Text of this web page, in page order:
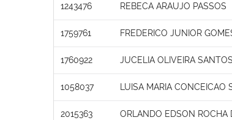
1243476 REBECA ARAUJO PASSOS
1759761 FREDERICO JUNIOR
1760922 JUCELIA OLIVEIRA SANTOS
1058037 LUISA MARIA CONCEICAO
2015363 ORLANDO EDSON ROCHA